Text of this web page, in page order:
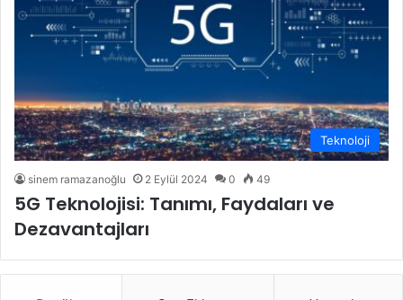
Teknoloji
sinem ramazanoğlu 2 Eylül 2024 0 49
5G Teknolojisi: Tanımı, Faydaları ve
Dezavantajları